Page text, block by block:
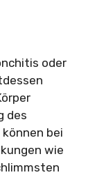
oder
des
bei
wie